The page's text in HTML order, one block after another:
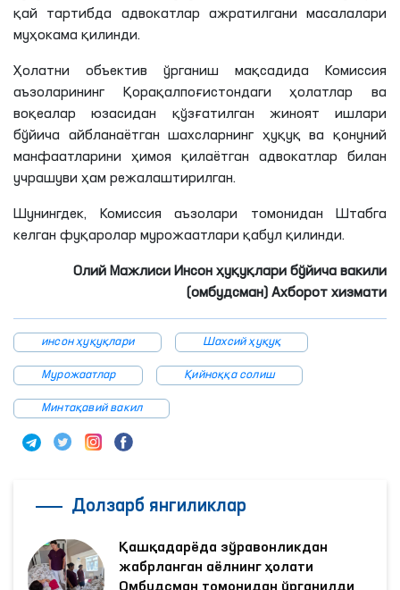
қай тартибда адвокатлар ажратилгани масалалари
муҳокама қилинди.
Ҳолатни объектив ўрганиш мақсадида Комиссия
аъзоларининг Қорақалпоғистондаги ҳолатлар ва
воқеалар юзасидан қўзғатилган жиноят ишлари
бўйича айбланаётган шахсларнинг ҳуқуқ ва қонуний
манфаатларини ҳимоя қилаётган адвокатлар билан
учрашуви ҳам режалаштирилган.
Шунингдек, Комиссия аъзолари томонидан Штабга
келган фуқаролар мурожаатлари қабул қилинди.
Олий Мажлиси Инсон ҳуқуқлари бўйича вакили
(омбудсман) Ахборот хизмати
инсон ҳуқуқлари Шахсий ҳуқуқ
Мурожаатлар Қийноққа солиш
Минтақавий вакил
Долзарб янгиликлар
Қашқадарёда зўравонликдан
жабрланган аёлнинг ҳолати
Омбудсман томонидан ўрганилди